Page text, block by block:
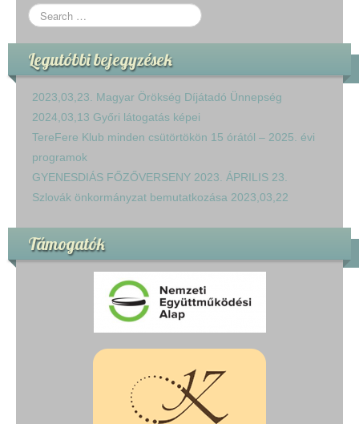
Legutóbbi bejegyzések
2023,03,23. Magyar Örökség Díjátadó Ünnepség
2024,03,13 Győri látogatás képei
TereFere Klub minden csütörtökön 15 órától – 2025. évi
programok
GYENESDIÁS FŐZŐVERSENY 2023. ÁPRILIS 23.
Szlovák önkormányzat bemutatkozása 2023,03,22
Támogatók